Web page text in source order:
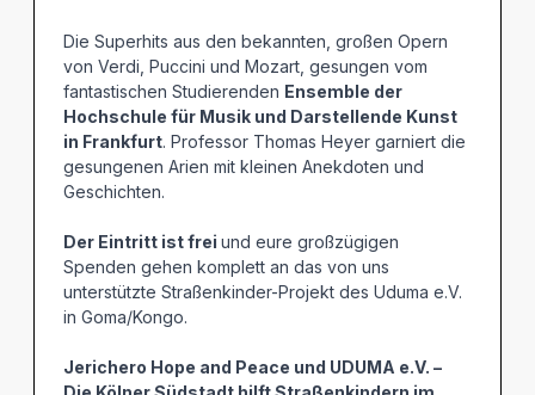
Die Superhits aus den bekannten, großen Opern
von Verdi, Puccini und Mozart, gesungen vom
fantastischen Studierenden Ensemble der
Hochschule für Musik und Darstellende Kunst
in Frankfurt. Professor Thomas Heyer garniert die
gesungenen Arien mit kleinen Anekdoten und
Geschichten.
Der Eintritt ist frei und eure großzügigen
Spenden gehen komplett an das von uns
unterstützte Straßenkinder-Projekt des Uduma e.V.
in Goma/Kongo.
Jerichero Hope and Peace und UDUMA e.V. –